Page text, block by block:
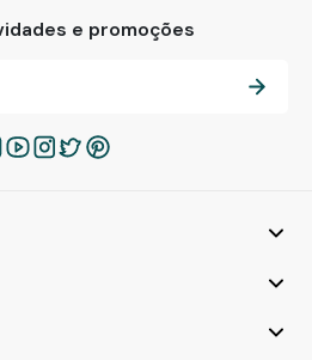
e promoções